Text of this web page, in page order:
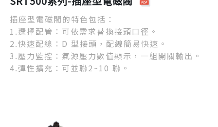
插座型電磁閥的特色包括：
1.選擇配管：可依需求替換接頭口徑。
2.快速配線：D 型接頭，配線簡易快速。
3.壓力監控：氣源壓力數值顯示，一組開關輸出。
4.彈性擴充：可並聯2~10 聯。